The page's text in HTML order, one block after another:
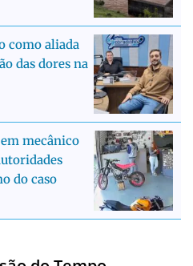
como aliada
das dores na
mecânico
do caso